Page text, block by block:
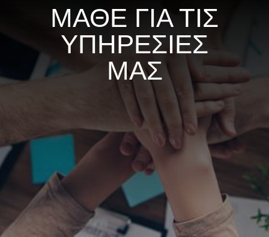
ΜΑΘΕ ΓΙΑ ΤΙΣ
ΥΠΗΡΕΣΙΕΣ
ΜΑΣ